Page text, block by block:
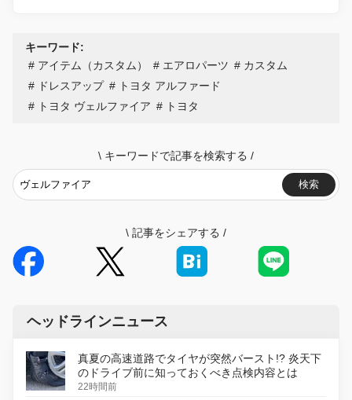
キーワード:
アイテム（カスタム）
エアロパーツ
カスタム
ドレスアップ
トヨタ アルファード
トヨタ ヴェルファイア
トヨタ
\ キーワードで記事を検索する /
検索
\ 記事をシェアする /
ヘッドラインニュース
真夏の高速道路でタイヤが突然バースト!? 炎天下
のドライブ前に知っておくべき点検内容とは
22時間前